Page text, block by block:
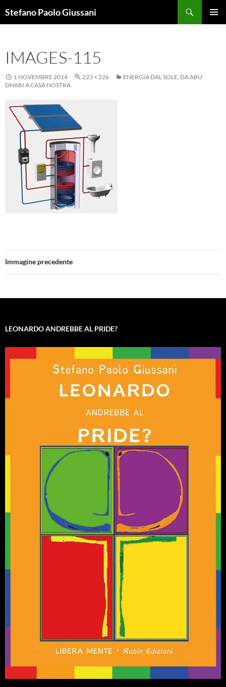
alStefano Paolo Giussani
IMAGES-115
1 NOVEMBRE 2014 223 × 226
ENERGIA DAL SOLE, DA ABU
DHABI A CASA NOSTRA
Immagine precedente
LEONARDO ANDREBBE AL PRIDE?